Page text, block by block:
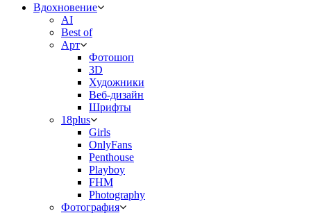
Вдохновение
AI
Best of
Арт
Фотошоп
3D
Художники
Веб-дизайн
Шрифты
18plus
Girls
OnlyFans
Penthouse
Playboy
FHM
Photography
Фотография